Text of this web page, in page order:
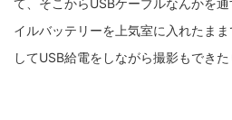
て、そこからUSBケーブルなんかを
イルバッテリーを上気室に入れたま
してUSB給電をしながら撮影もできた